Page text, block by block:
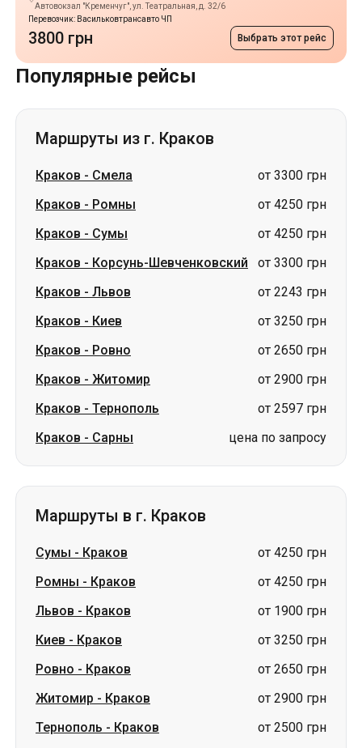
Автовокзал "Кременчуг", ул. Театральная, д. 32/6
Перевозчик: Васильковтрансавто ЧП
3800 грн Выбрать этот рейс
Популярные рейсы
Маршруты из г. Краков
Краков - Смела
от 3300 грн
Краков - Ромны
от 4250 грн
Краков - Сумы
от 4250 грн
Краков - Корсунь-Шевченковский
от 3300 грн
Краков - Львов
от 2243 грн
Краков - Киев
от 3250 грн
Краков - Ровно
от 2650 грн
Краков - Житомир
от 2900 грн
Краков - Тернополь
от 2597 грн
Краков - Сарны цена по запросу
Маршруты в г. Краков
Сумы - Краков
от 4250 грн
Ромны - Краков
от 4250 грн
Львов - Краков
от 1900 грн
Киев - Краков
от 3250 грн
Ровно - Краков
от 2650 грн
Житомир - Краков
от 2900 грн
Тернополь - Краков
от 2500 грн